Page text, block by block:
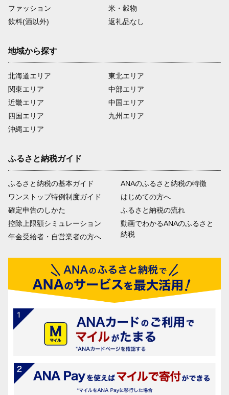
ファッション
米・穀物
飲料(酒以外)
返礼品なし
地域から探す
北海道エリア
関東エリア
近畿エリア
四国エリア
沖縄エリア
東北エリア
中部エリア
中国エリア
九州エリア
ふるさと納税ガイド
ふるさと納税の基本ガイド
ワンストップ特例制度ガイド
確定申告のしかた
控除上限額シミュレーション
年金受給者・自営業者の方へ
ANAのふるさと納税の特徴
はじめての方へ
ふるさと納税の流れ
動画でわかるANAのふるさと
納税